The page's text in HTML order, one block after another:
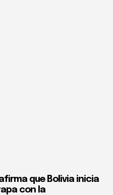
que Bolivia inicia
con la